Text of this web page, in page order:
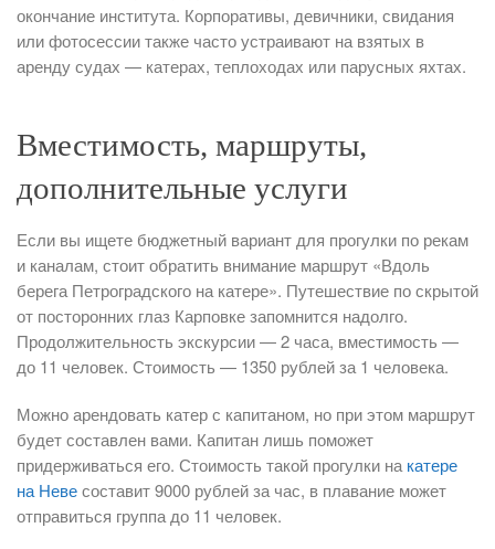
окончание института. Корпоративы, девичники, свидания
или фотосессии также часто устраивают на взятых в
аренду судах — катерах, теплоходах или парусных яхтах.
Вместимость, маршруты,
дополнительные услуги
Если вы ищете бюджетный вариант для прогулки по рекам
и каналам, стоит обратить внимание маршрут «Вдоль
берега Петроградского на катере». Путешествие по скрытой
от посторонних глаз Карповке запомнится надолго.
Продолжительность экскурсии — 2 часа, вместимость —
до 11 человек. Стоимость — 1350 рублей за 1 человека.
Можно арендовать катер с капитаном, но при этом маршрут
будет составлен вами. Капитан лишь поможет
придерживаться его. Стоимость такой прогулки на катере
на Невесоставит 9000 рублей за час, в плавание может
отправиться группа до 11 человек.